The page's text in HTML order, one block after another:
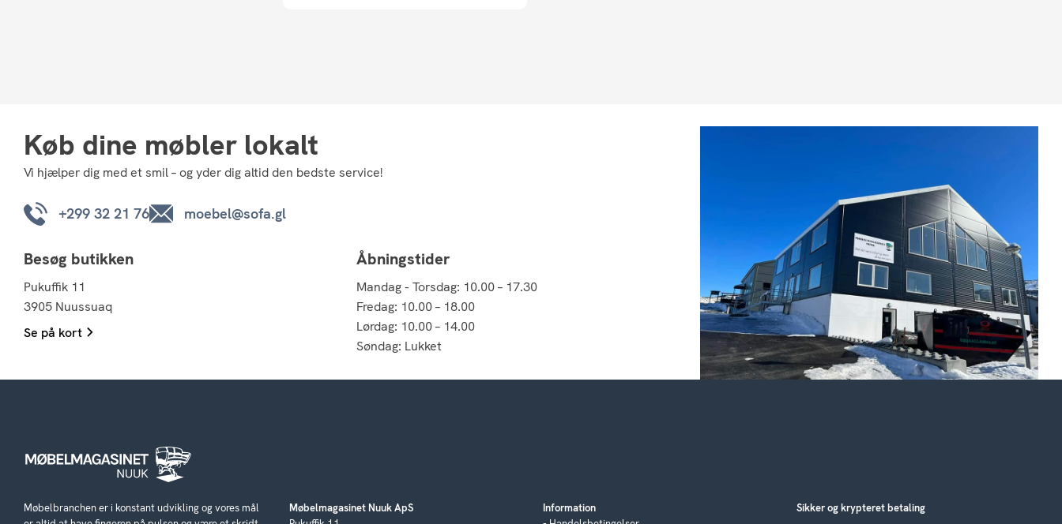
Køb dine møbler lokalt
Vi hjælper dig med et smil – og yder dig altid den bedste service!
+299 32 21 76 moebel@sofa.gl
Besøg butikken
Pukuffik 11
3905 Nuussuaq
Se på kort
Åbningstider
Mandag - Torsdag: 10.00 – 17.30
Fredag: 10.00 – 18.00
Lørdag: 10.00 – 14.00
Søndag: Lukket
Møbelbranchen er i konstant udvikling og vores mål
Møbelmagasinet Nuuk ApS
Information
Sikker og krypteret betaling